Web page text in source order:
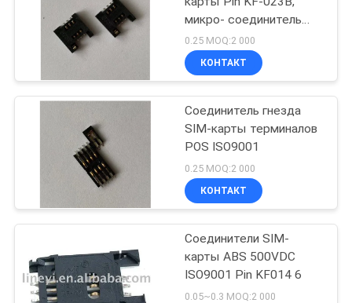
антенна 5Г
Антенна GPS
Glonass
27
микро- соединитель
SiM
0.25 MOQ:2 000
КОНТАКТ
Соединитель гнезда
SIM-карты терминалов
POS ISO9001
0.25 MOQ:2 000
КОНТАКТ
Соединители SIM-
карты ABS 500VDC
ISO9001 Pin KF014 6
0.05~0.3 MOQ:2 000